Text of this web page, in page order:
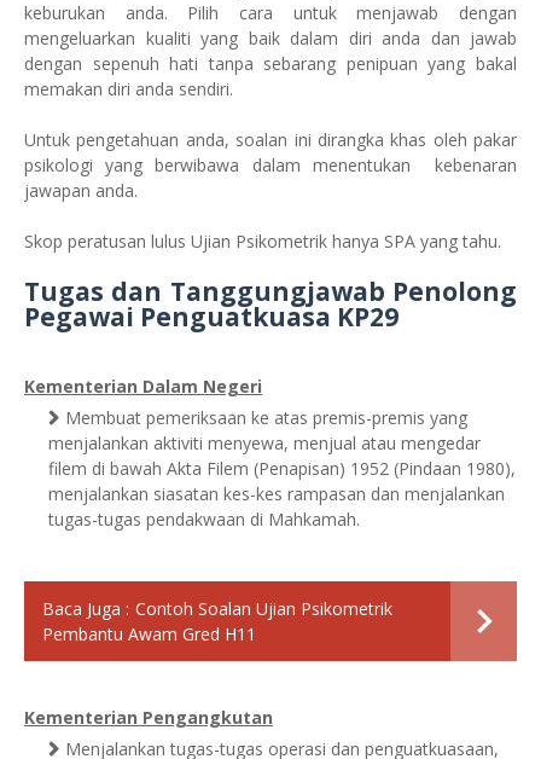
keburukan anda. Pilih cara untuk menjawab dengan
mengeluarkan kualiti yang baik dalam diri anda dan jawab
dengan sepenuh hati tanpa sebarang penipuan yang bakal
memakan diri anda sendiri.
Untuk pengetahuan anda, soalan ini dirangka khas oleh pakar
psikologi yang berwibawa dalam menentukan kebenaran
jawapan anda.
Skop peratusan lulus Ujian Psikometrik hanya SPA yang tahu.
Tugas dan Tanggungjawab Penolong
Pegawai Penguatkuasa KP29
Kementerian Dalam Negeri
Membuat pemeriksaan ke atas premis-premis yang
menjalankan aktiviti menyewa, menjual atau mengedar
filem di bawah Akta Filem (Penapisan) 1952 (Pindaan 1980),
menjalankan siasatan kes-kes rampasan dan menjalankan
tugas-tugas pendakwaan di Mahkamah.
Baca Juga : Contoh Soalan Ujian Psikometrik
Pembantu Awam Gred H11
Kementerian Pengangkutan
Menjalankan tugas-tugas operasi dan penguatkuasaan,